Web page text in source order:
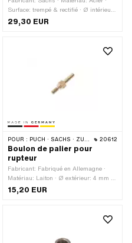
Surface: trempé & rectifié · Ø intérieur:
11.7 mm · Diamètre nominal intérieur:
12 mm · Ø extérieur: 16 mm · Hauteur
A1172 · Sachs N° OEM: 0232 132 000
29,30 EUR
POUR : PUCH · SACHS · ZÜNDAPP BELMONDO · ZÜNDAPP 20612
Boulon de palier pour
rupteur
Fabricant: Fabriqué en Allemagne ·
Matériau: Laiton · Ø extérieur: 4 mm ·
Longueur d'axe: 13 mm · Hauteur
totale: 27.3 mm
15,20 EUR